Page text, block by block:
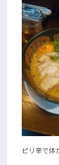
ピリ辛で体